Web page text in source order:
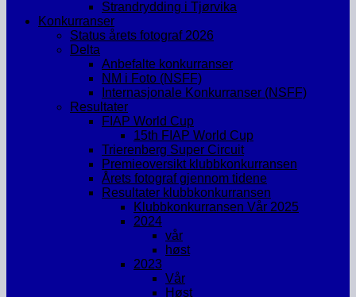
Strandrydding i Tjørvika
Konkurranser
Status årets fotograf 2026
Delta
Anbefalte konkurranser
NM i Foto (NSFF)
Internasjonale Konkurranser (NSFF)
Resultater
FIAP World Cup
15th FIAP World Cup
Trierenberg Super Circuit
Premieoversikt klubbkonkurransen
Årets fotograf gjennom tidene
Resultater klubbkonkurransen
Klubbkonkurransen Vår 2025
2024
vår
høst
2023
Vår
Høst